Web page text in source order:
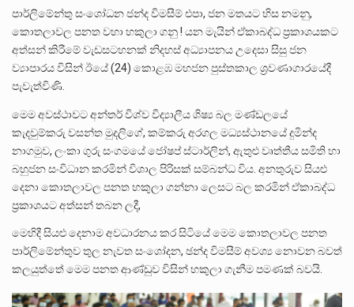
පාර්ලිමේන්තු සංශෝධන ජන්ද විමසීම් එපා, ජන මතයට හිස නමනු,
කොතලාවල පනත වහා හකුලා ගනු ! යන මැයින් ඒකාබද්ධ ප්‍රකාශයකට
අත්සන් කිරීමේ වැඩසටහනක් නිදහස් අධ්‍යාපනය උදෙසා සිසු ජන
ව්‍යාපාරය විසින් ඊයේ (24) කොළඹ මහජන පුස්තකාල ශ්‍රවණාගාරයේදී
පැවැත්විණි.
මෙම අවස්ථාවට අන්තර් විශ්ව විද්‍යාලීය ශිෂ්‍ය බල මණ්ඩලයේ
කැදවුම්කරු වසන්ත මුදලිගේ, කම්කරු අරගල මධ්‍යස්ථානයේ දුමින්ද
නාගමුව, ලංකා ගුරු සංගමයේ ජෝෂප් ස්ටාර්ලින්, ඇතුළු වෘත්තීය සමිති හා
බහුජන සංවිධාන කරමින් විශාල පිරිසක් සම්බන්ධ විය. අනතුරුව සියළු
දෙනා කොතලාවල පනත හකුලා ගන්නා ලෙසට බල කරමින් ඒකාබද්ධ
ප්‍රකාශයට අත්සන් තබන ලදී,
මෙහිදී සියළු දෙනාම අවධාරනය කර සිටියේ මෙම කොතලාවල පනත
පාර්ලිමේන්තුව තුල නැවත සංශෝදන, ඡන්ද විමසීම් අවශ්‍ය නොවන බවත්
කලයුත්තේ මෙම පනත ආණ්ඩුව විසින් හකුලා ගැනීම පමණක් බවයි.